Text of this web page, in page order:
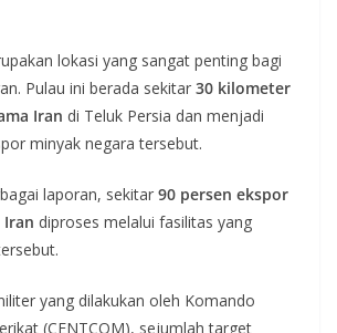
lokasi yang sangat penting bagi
Pulau ini berada sekitar 30 kilometer
Iran di Teluk Persia dan menjadi
minyak negara tersebut.
laporan, sekitar 90 persen ekspor
diproses melalui fasilitas yang
yang dilakukan oleh Komando
(CENTCOM), sejumlah target